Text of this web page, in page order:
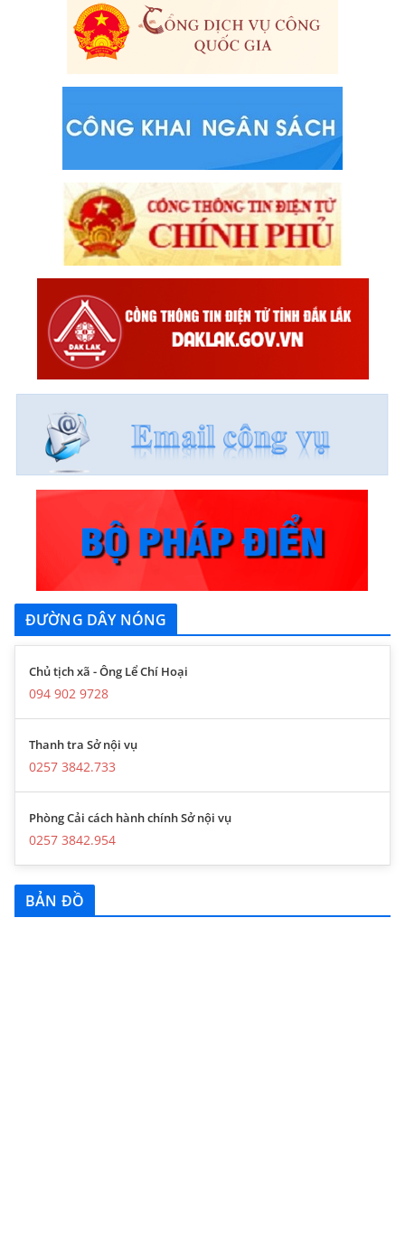
ĐƯỜNG DÂY NÓNG
Chủ tịch xã - Ông Lể Chí Hoại
094 902 9728
Thanh tra Sở nội vụ
0257 3842.733
Phòng Cải cách hành chính Sở nội vụ
0257 3842.954
BẢN ĐỒ